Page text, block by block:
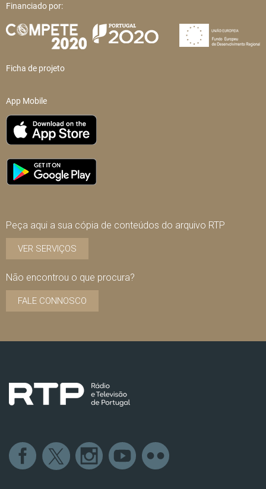
Financiado por:
Ficha de projeto
App Mobile
Peça aqui a sua cópia de conteúdos do arquivo RTP
VER SERVIÇOS
Não encontrou o que procura?
FALE CONNOSCO